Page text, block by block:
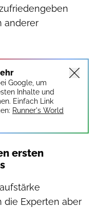
anderer
Google, um
Inhalte und
Einfach Link
Runner's World
ersten
die Experten aber